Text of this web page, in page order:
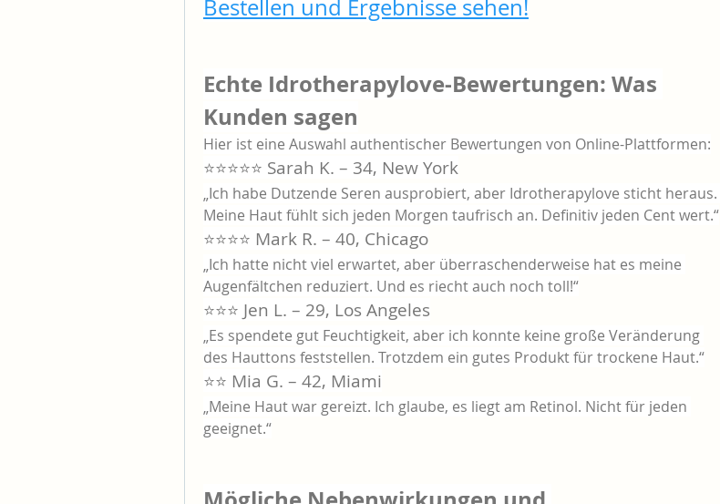
Bestellen und Ergebnisse sehen!
Echte Idrotherapylove-Bewertungen: Was
Kunden sagen
Hier ist eine Auswahl authentischer Bewertungen von Online-Plattformen:
⭐️⭐️⭐️⭐️⭐️ Sarah K. – 34, New York
„Ich habe Dutzende Seren ausprobiert, aber Idrotherapylove sticht heraus.
Meine Haut fühlt sich jeden Morgen taufrisch an. Definitiv jeden Cent wert.“
⭐️⭐️⭐️⭐️ Mark R. – 40, Chicago
„Ich hatte nicht viel erwartet, aber überraschenderweise hat es meine
Augenfältchen reduziert. Und es riecht auch noch toll!“
⭐️⭐️⭐️ Jen L. – 29, Los Angeles
„Es spendete gut Feuchtigkeit, aber ich konnte keine große Veränderung
des Hauttons feststellen. Trotzdem ein gutes Produkt für trockene Haut.“
⭐️⭐️ Mia G. – 42, Miami
„Meine Haut war gereizt. Ich glaube, es liegt am Retinol. Nicht für jeden
geeignet.“